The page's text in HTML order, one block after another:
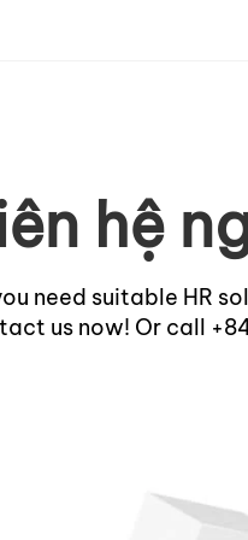
hệ
need suitable HR
us now! Or call